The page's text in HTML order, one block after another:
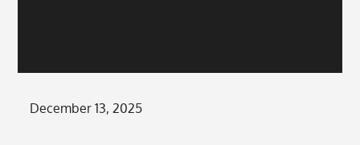
Posted
December 13, 2025